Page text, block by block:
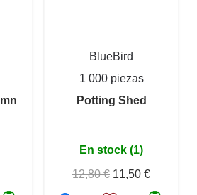
BlueBird
1 000 piezas
Potting Shed
En stock (1)
12,80 € 11,50 €